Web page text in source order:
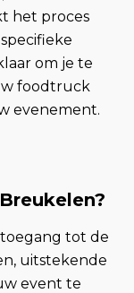
het proces
om je te
foodtruck
evenement.
tot de
uitstekende
event te